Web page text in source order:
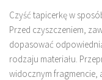
Czyść tapicerkę w
Przed czyszczeniem,
dopasować
rodzaju materiału.
widocznym fragmencie,